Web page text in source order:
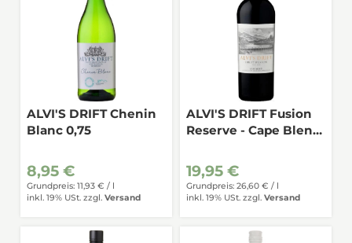
ALVI'S DRIFT Chenin
Blanc 0,75
8,95 €
Grundpreis: 11,93 € /
inkl. 19% USt. zzgl. Versand
ALVI'S DRIFT Fusion
Reserve - Cape Blend
19,95 €
Grundpreis: 26,60 € /
inkl. 19% USt. zzgl. Versand